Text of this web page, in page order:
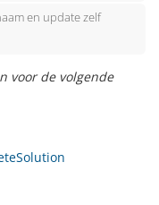
en update zelf
voor de volgende